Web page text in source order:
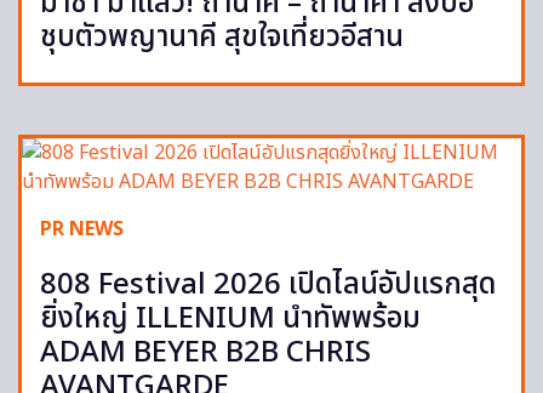
ชุบตัวพญานาคี สุขใจเที่ยวอีสาน
PR NEWS
808 Festival 2026 เปิดไลน์อัปแรกสุด
ยิ่งใหญ่ ILLENIUM นำทัพพร้อม
ADAM BEYER B2B CHRIS